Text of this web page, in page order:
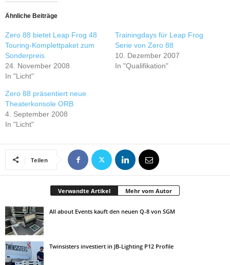
Ähnliche Beiträge
Zero 88 bietet Leap Frog 48
Touring-Komplettpaket zum
Sonderpreis
24. November 2008
In "Licht"
Trainingdays für Leap Frog
Serie von Zero 88
10. Dezember 2007
In "Qualifikation"
Zero 88 präsentiert neue
Theaterkonsole ORB
4. September 2008
In "Licht"
Teilen
Verwandte Artikel Mehr vom Autor
All about Events kauft den neuen Q-8 von SGM
Twinsisters investiert in JB-Lighting P12 Profile